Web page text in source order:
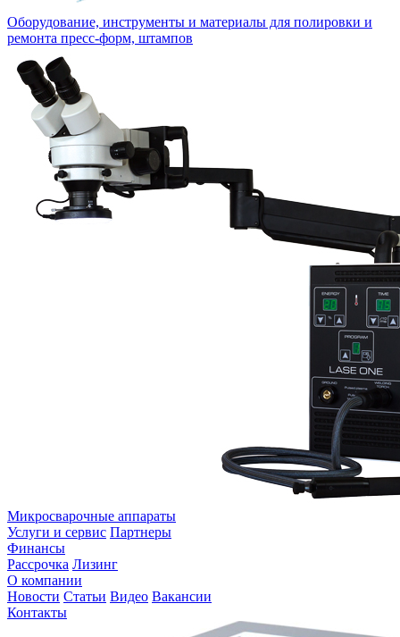
Оборудование, инструменты и материалы для полировки и
ремонта пресс-форм, штампов
Микросварочные аппараты
Услуги и сервис Партнеры
Финансы
Рассрочка Лизинг
О компании
Новости Статьи Видео Вакансии
Контакты